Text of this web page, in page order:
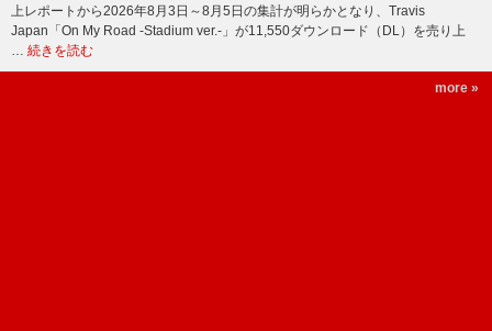
上レポートから2026年8月3日～8月5日の集計が明らかとなり、Travis
Japan「On My Road -Stadium ver.-」が11,550ダウンロード（DL）を売り上
… 続きを読む
more »